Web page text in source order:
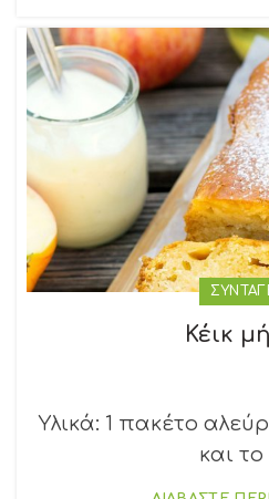
Κέικ
Υλικά: 1 πακέτο
και το